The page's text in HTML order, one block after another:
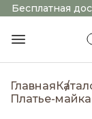
Бесплатная
Главная
Платье-